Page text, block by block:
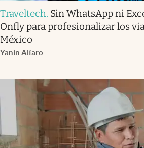
Traveltech. Sin WhatsApp ni
Onfly para profesionalizar los
México
Yanin Alfaro